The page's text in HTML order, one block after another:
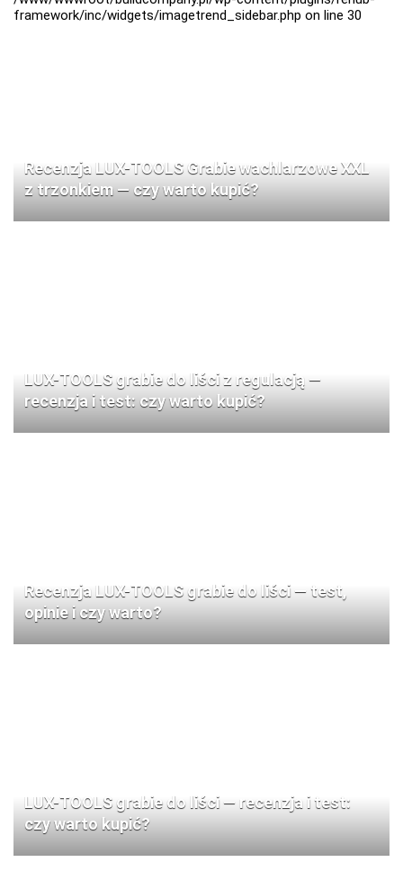
framework/inc/widgets/imagetrend_sidebar.php on line 30
Recenzja LUX-TOOLS Grabie wachlarzowe XXL
z trzonkiem — czy warto kupić?
LUX-TOOLS grabie do liści z regulacją —
recenzja i test: czy warto kupić?
Recenzja LUX-TOOLS grabie do liści — test,
opinie i czy warto?
LUX-TOOLS grabie do liści — recenzja i test:
czy warto kupić?